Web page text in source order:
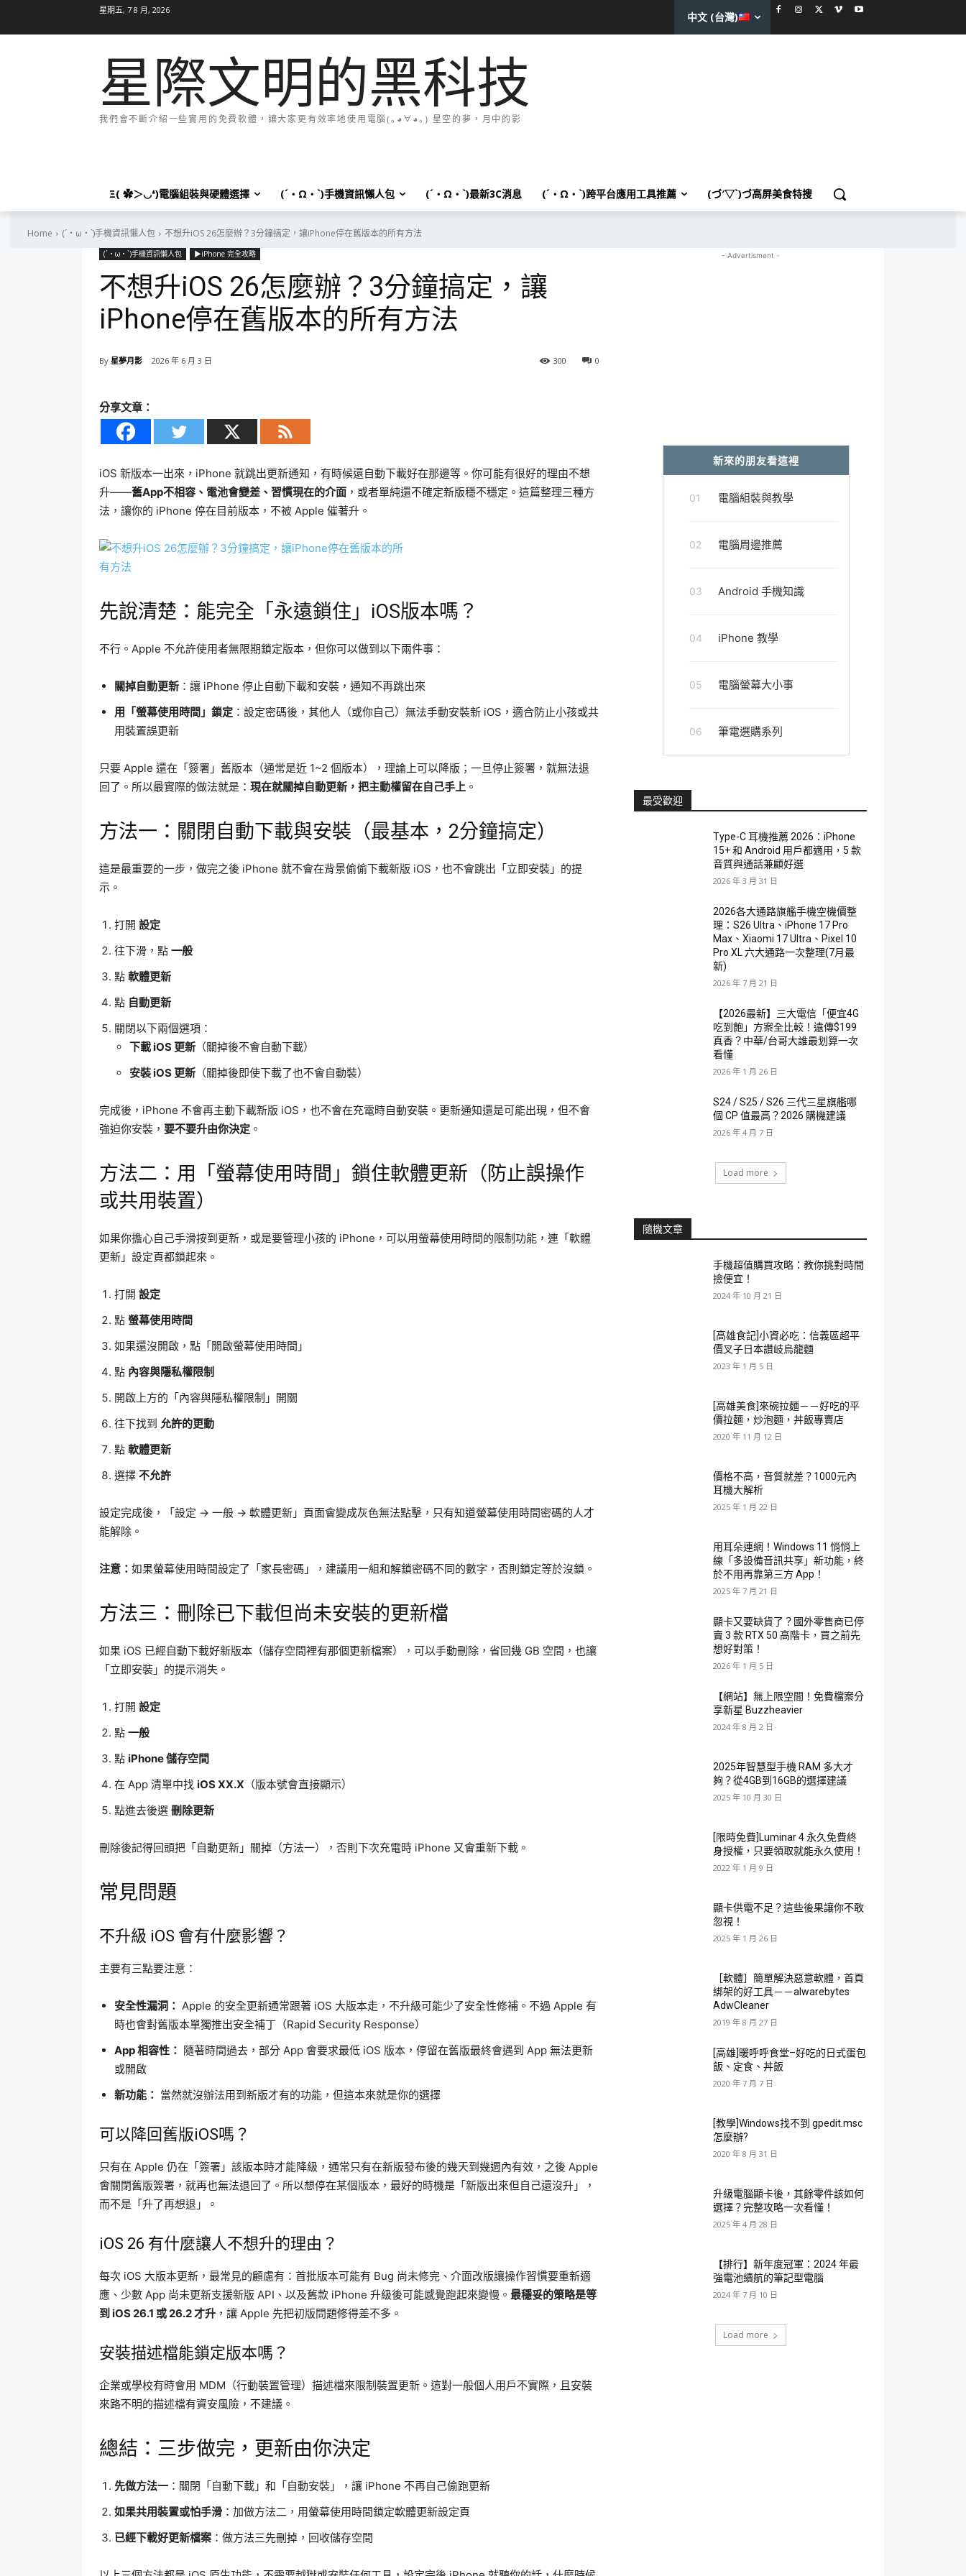
星期五, 7 8 月, 2026
中文 (台灣)
星際文明的黑科技
我們會不斷介紹一些實用的免費軟體，讓大家更有效率地使用電腦(｡◕∀◕｡) 星空的夢，月中的影
Ξ( ✿＞◡❛)電腦組裝與硬體選擇 (´・Ω・`)手機資訊懶人包 (´・Ω・`)最新3C消息 (´・Ω・`)跨平台應用工具推薦 (づ′▽`)づ高屏美食特搜
Home (´・ω・`)手機資訊懶人包 不想升iOS 26怎麼辦？3分鐘搞定，讓iPhone停在舊版本的所有方法
(´・ω・`)手機資訊懶人包 ▶iPhone 完全攻略
不想升iOS 26怎麼辦？3分鐘搞定，讓
iPhone停在舊版本的所有方法
By 星夢月影 2026 年 6 月 3 日 0
300
分享文章：
iOS 新版本一出來，iPhone 就跳出更新通知，有時候還自動下載好在那邊等。你可能有很好的理由不想
升——舊App不相容、電池會變差、習慣現在的介面 ，或者單純還不確定新版穩不穩定。這篇整理三種方
法，讓你的 iPhone 停在目前版本，不被 Apple 催著升。
先說清楚：能完全「永遠鎖住」iOS版本嗎？
不行。Apple 不允許使用者無限期鎖定版本，但你可以做到以下兩件事：
關掉自動更新 ：讓 iPhone 停止自動下載和安裝，通知不再跳出來
用「螢幕使用時間」鎖定 ：設定密碼後，其他人（或你自己）無法手動安裝新 iOS，適合防止小孩或共
用裝置誤更新
只要 Apple 還在「簽署」舊版本（通常是近 1~2 個版本），理論上可以降版；一旦停止簽署，就無法退
回了。所以最實際的做法就是： 現在就關掉自動更新，把主動權留在自己手上 。
方法一：關閉自動下載與安裝（最基本，2分鐘搞定）
這是最重要的一步，做完之後 iPhone 就不會在背景偷偷下載新版 iOS，也不會跳出「立即安裝」的提
示。
打開 設定
往下滑，點 一般
點 軟體更新
點 自動更新
關閉以下兩個選項：
下載 iOS 更新 （關掉後不會自動下載）
安裝 iOS 更新 （關掉後即使下載了也不會自動裝）
完成後，iPhone 不會再主動下載新版 iOS，也不會在充電時自動安裝。更新通知還是可能出現，但不會
強迫你安裝， 要不要升由你決定 。
方法二：用「螢幕使用時間」鎖住軟體更新（防止誤操作
或共用裝置）
如果你擔心自己手滑按到更新，或是要管理小孩的 iPhone，可以用螢幕使用時間的限制功能，連「軟體
更新」設定頁都鎖起來。
打開 設定
點 螢幕使用時間
如果還沒開啟，點「開啟螢幕使用時間」
點 內容與隱私權限制
開啟上方的「內容與隱私權限制」開關
往下找到 允許的更動
點 軟體更新
選擇 不允許
設定完成後，「設定 → 一般 → 軟體更新」頁面會變成灰色無法點擊，只有知道螢幕使用時間密碼的人才
能解除。
注意： 如果螢幕使用時間設定了「家長密碼」，建議用一組和解鎖密碼不同的數字，否則鎖定等於沒鎖。
方法三：刪除已下載但尚未安裝的更新檔
如果 iOS 已經自動下載好新版本（儲存空間裡有那個更新檔案），可以手動刪除，省回幾 GB 空間，也讓
「立即安裝」的提示消失。
打開 設定
點 一般
點 iPhone 儲存空間
在 App 清單中找 iOS XX.X （版本號會直接顯示）
點進去後選 刪除更新
刪除後記得回頭把「自動更新」關掉（方法一），否則下次充電時 iPhone 又會重新下載。
常見問題
不升級 iOS 會有什麼影響？
主要有三點要注意：
安全性漏洞： Apple 的安全更新通常跟著 iOS 大版本走，不升級可能少了安全性修補。不過 Apple 有
時也會對舊版本單獨推出安全補丁（Rapid Security Response）
App 相容性： 隨著時間過去，部分 App 會要求最低 iOS 版本，停留在舊版最終會遇到 App 無法更新
或開啟
新功能： 當然就沒辦法用到新版才有的功能，但這本來就是你的選擇
可以降回舊版iOS嗎？
只有在 Apple 仍在「簽署」該版本時才能降級，通常只有在新版發布後的幾天到幾週內有效，之後 Apple
會關閉舊版簽署，就再也無法退回了。所以想停在某個版本，最好的時機是「新版出來但自己還沒升」，
而不是「升了再想退」。
iOS 26 有什麼讓人不想升的理由？
每次 iOS 大版本更新，最常見的顧慮有：首批版本可能有 Bug 尚未修完、介面改版讓操作習慣要重新適
應、少數 App 尚未更新支援新版 API、以及舊款 iPhone 升級後可能感覺跑起來變慢。 最穩妥的策略是等
到 iOS 26.1 或 26.2 才升 ，讓 Apple 先把初版問題修得差不多。
安裝描述檔能鎖定版本嗎？
企業或學校有時會用 MDM（行動裝置管理）描述檔來限制裝置更新。這對一般個人用戶不實際，且安裝
來路不明的描述檔有資安風險，不建議。
總結：三步做完，更新由你決定
先做方法一 ：關閉「自動下載」和「自動安裝」，讓 iPhone 不再自己偷跑更新
如果共用裝置或怕手滑 ：加做方法二，用螢幕使用時間鎖定軟體更新設定頁
已經下載好更新檔案 ：做方法三先刪掉，回收儲存空間
- Advertisment -
新來的朋友看這裡
01 電腦組裝與教學
02 電腦周邊推薦
03 Android 手機知識
04 iPhone 教學
05 電腦螢幕大小事
06 筆電選購系列
最受歡迎
Type-C 耳機推薦 2026：iPhone
15+ 和 Android 用戶都適用，5 款
音質與通話兼顧好選
2026 年 3 月 31 日
2026各大通路旗艦手機空機價整
理：S26 Ultra、iPhone 17 Pro
Max、Xiaomi 17 Ultra、Pixel 10
Pro XL 六大通路一次整理(7月最
新)
2026 年 7 月 21 日
【2026最新】三大電信「便宜4G
吃到飽」方案全比較！遠傳$199
真香？中華/台哥大誰最划算一次
看懂
2026 年 1 月 26 日
S24 / S25 / S26 三代三星旗艦哪
個 CP 值最高？2026 購機建議
2026 年 4 月 7 日
Load more
隨機文章
手機超值購買攻略：教你挑對時間
撿便宜！
2024 年 10 月 21 日
[高雄食記]小資必吃：信義區超平
價叉子日本讚岐烏龍麵
2023 年 1 月 5 日
[高雄美食]來碗拉麵－－好吃的平
價拉麵，炒泡麵，丼飯專賣店
2020 年 11 月 12 日
價格不高，音質就差？1000元內
耳機大解析
2025 年 1 月 22 日
用耳朵連網！Windows 11 悄悄上
線「多設備音訊共享」新功能，終
於不用再靠第三方 App！
2025 年 7 月 21 日
顯卡又要缺貨了？國外零售商已停
賣 3 款 RTX 50 高階卡，買之前先
想好對策！
2026 年 1 月 5 日
【網站】無上限空間！免費檔案分
享新星 Buzzheavier
2024 年 8 月 2 日
2025年智慧型手機 RAM 多大才
夠？從4GB到16GB的選擇建議
2025 年 10 月 30 日
[限時免費]Luminar 4 永久免費終
身授權，只要領取就能永久使用！
2022 年 1 月 9 日
顯卡供電不足？這些後果讓你不敢
忽視！
2025 年 1 月 26 日
［軟體］簡單解決惡意軟體，首頁
綁架的好工具－－alwarebytes
AdwCleaner
2019 年 8 月 27 日
[高雄]暖呼呼食堂–好吃的日式蛋包
飯、定食、丼飯
2020 年 7 月 7 日
[教學]Windows找不到 gpedit.msc
怎麼辦?
2020 年 8 月 31 日
升級電腦顯卡後，其餘零件該如何
選擇？完整攻略一次看懂！
2025 年 4 月 28 日
【排行】新年度冠軍：2024 年最
強電池續航的筆記型電腦
2024 年 7 月 10 日
Load more